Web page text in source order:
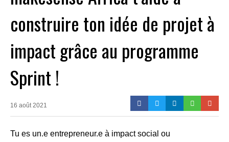
construire ton idée de projet à
impact grâce au programme
Sprint !
16 août 2021
Tu es un.e entrepreneur.e à impact social ou